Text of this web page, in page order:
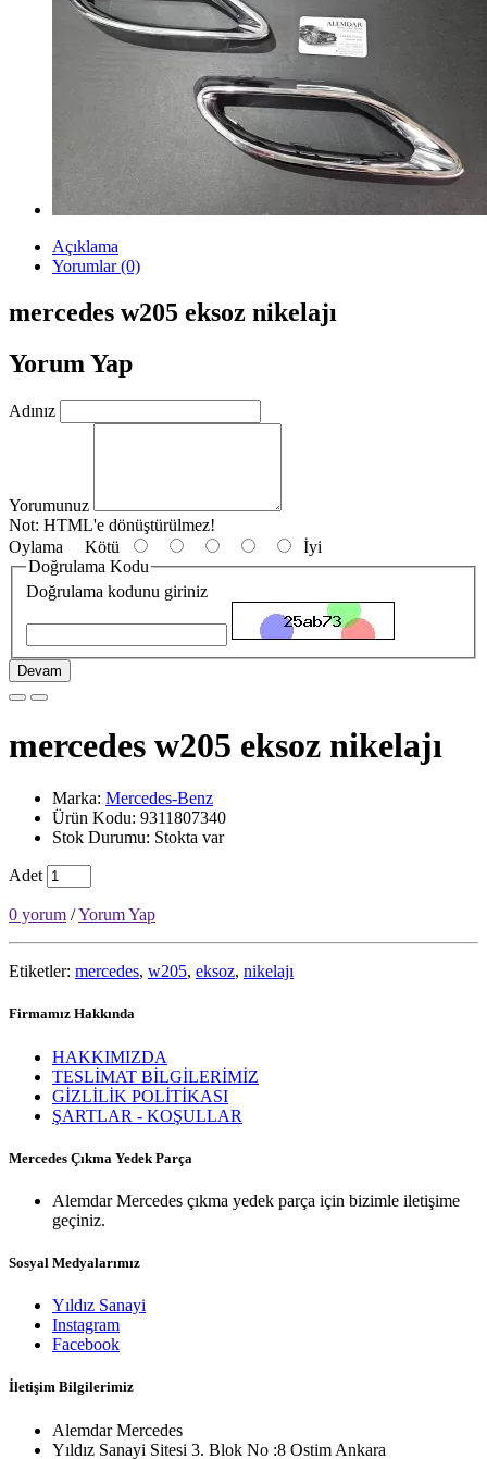
Açıklama
Yorumlar (0)
mercedes w205 eksoz nikelajı
Yorum Yap
Adınız
Yorumunuz
Not: HTML'e dönüştürülmez!
Oylama Kötü
İyi
Doğrulama Kodu
Doğrulama kodunu giriniz
Devam
mercedes w205 eksoz nikelajı
Marka: Mercedes-Benz
Ürün Kodu: 9311807340
Stok Durumu: Stokta var
Adet
0 yorum /Yorum Yap
Etiketler: mercedes, w205, eksoz, nikelajı
Firmamız Hakkında
HAKKIMIZDA
TESLİMAT BİLGİLERİMİZ
GİZLİLİK POLİTİKASI
ŞARTLAR - KOŞULLAR
Mercedes Çıkma Yedek Parça
Alemdar Mercedes çıkma yedek parça için bizimle iletişime
geçiniz.
Sosyal Medyalarımız
Yıldız Sanayi
Instagram
Facebook
İletişim Bilgilerimiz
Alemdar Mercedes
Yıldız Sanayi Sitesi 3. Blok No :8 Ostim Ankara